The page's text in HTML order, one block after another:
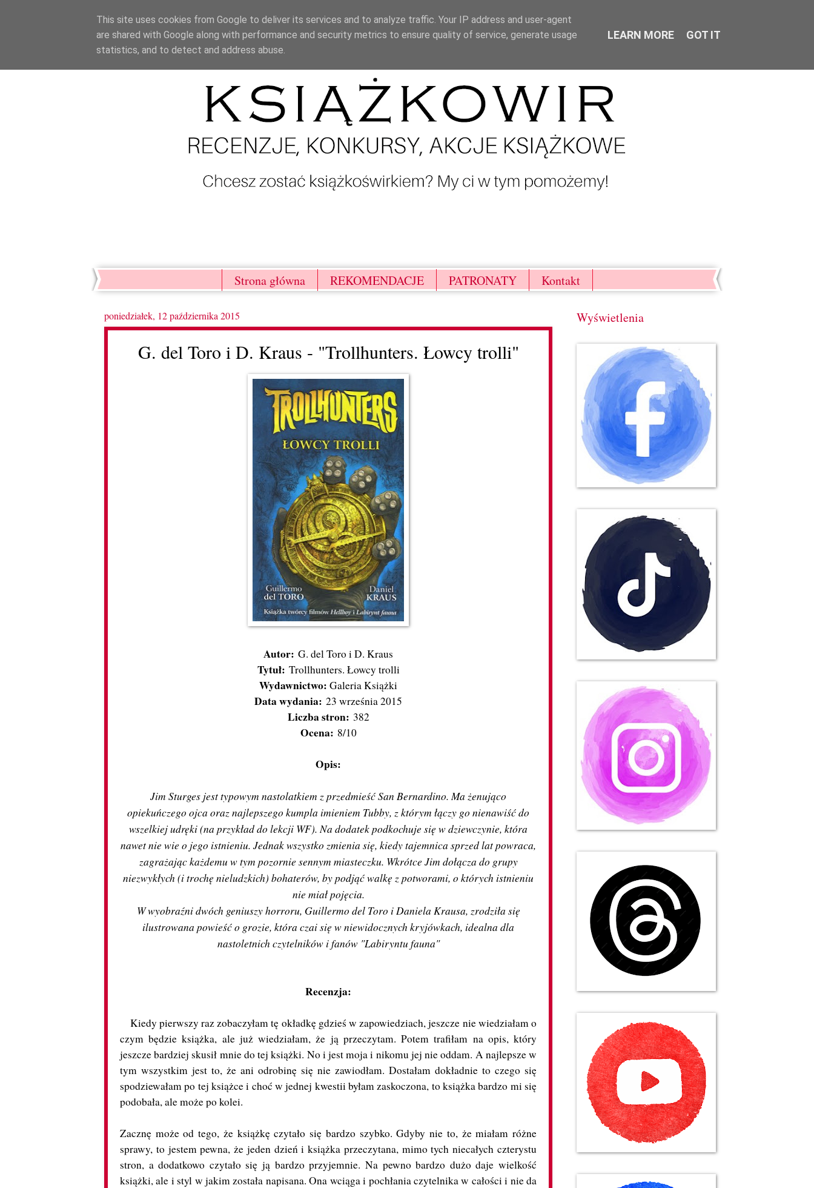
Strona główna REKOMENDACJE PATRONATY Kontakt
poniedziałek, 12 października 2015
G. del Toro i D. Kraus - "Trollhunters. Łowcy trolli"
Autor: G. del Toro i D. Kraus
Tytuł: Trollhunters. Łowcy trolli
Wydawnictwo: Galeria Książki
Data wydania: 23 września 2015
Liczba stron: 382
Ocena: 8/10
Opis:
Jim Sturges jest typowym nastolatkiem z przedmieść San Bernardino. Ma żenująco
opiekuńczego ojca oraz najlepszego kumpla imieniem Tubby, z którym łączy go nienawiść do
wszelkiej udręki (na przykład do lekcji WF). Na dodatek podkochuje się w dziewczynie, która
nawet nie wie o jego istnieniu. Jednak wszystko zmienia się, kiedy tajemnica sprzed lat powraca,
zagrażając każdemu w tym pozornie sennym miasteczku. Wkrótce Jim dołącza do grupy
niezwykłych (i trochę nieludzkich) bohaterów, by podjąć walkę z potworami, o których istnieniu
nie miał pojęcia.
W wyobraźni dwóch geniuszy horroru, Guillermo del Toro i Daniela Krausa, zrodziła się
ilustrowana powieść o grozie, która czai się w niewidocznych kryjówkach, idealna dla
nastoletnich czytelników i fanów "Labiryntu fauna"
Recenzja:
Kiedy pierwszy raz zobaczyłam tę okładkę gdzieś w zapowiedziach, jeszcze nie wiedziałam o
czym będzie książka, ale już wiedziałam, że ją przeczytam. Potem trafiłam na opis, który
jeszcze bardziej skusił mnie do tej książki. No i jest moja i nikomu jej nie oddam. A najlepsze w
tym wszystkim jest to, że ani odrobinę się nie zawiodłam. Dostałam dokładnie to czego się
spodziewałam po tej książce i choć w jednej kwestii byłam zaskoczona, to książka bardzo mi się
podobała, ale może po kolei.
Zacznę może od tego, że książkę czytało się bardzo szybko. Gdyby nie to, że miałam różne
sprawy, to jestem pewna, że jeden dzień i książka przeczytana, mimo tych niecałych czterystu
stron, a dodatkowo czytało się ją bardzo przyjemnie. Na pewno bardzo dużo daje wielkość
książki, ale i styl w jakim została napisana. Ona wciąga i pochłania czytelnika w całości i nie da
Wyświetlenia
This site uses cookies from Google to deliver its services and to analyze traffic. Your IP address and user-agent
are shared with Google along with performance and security metrics to ensure quality of service, generate usage
statistics, and to detect and address abuse.
LEARN MORE GOT IT